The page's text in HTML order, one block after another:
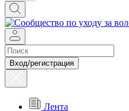
Вход/регистрация
Лента